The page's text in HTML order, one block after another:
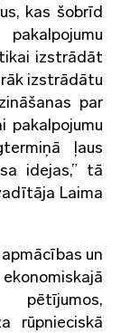
kas šobrīd
izstrādāt
izstrādātu
par
pakalpojumu
ļaus
idejas,” tā
Laima
un
rūpnieciskā